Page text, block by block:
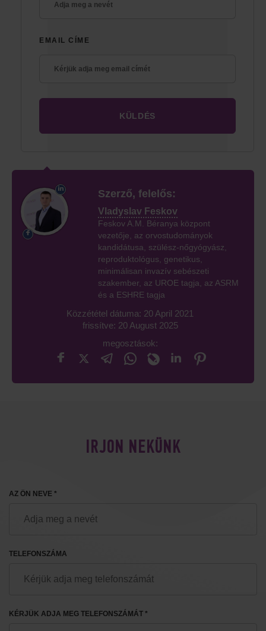
EMAIL CÍME
Szerző, felelős:
Vladyslav Feskov
Feskov A.M. Béranya központ
vezetője, az orvostudományok
kandidátusa, szülész-nőgyógyász,
reproduktológus, genetikus,
minimálisan invazív sebészeti
szakember, az UROE tagja, az ASRM
és a ESHRE tagja
Közzététel dátuma: 20 April 2021
frissítve: 20 August 2025
megosztások:
IRJON NEKÜNK
AZ ÖN NEVE *
TELEFONSZÁMA
KÉRJÜK ADJA MEG TELEFONSZÁMÁT *